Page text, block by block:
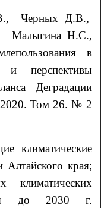
Черных Д.В.,
Малыгина Н.С.,
в
и перспективы
Деградации
2020. Том 26. № 2
климатические
края;
климатических
до 2030 г.